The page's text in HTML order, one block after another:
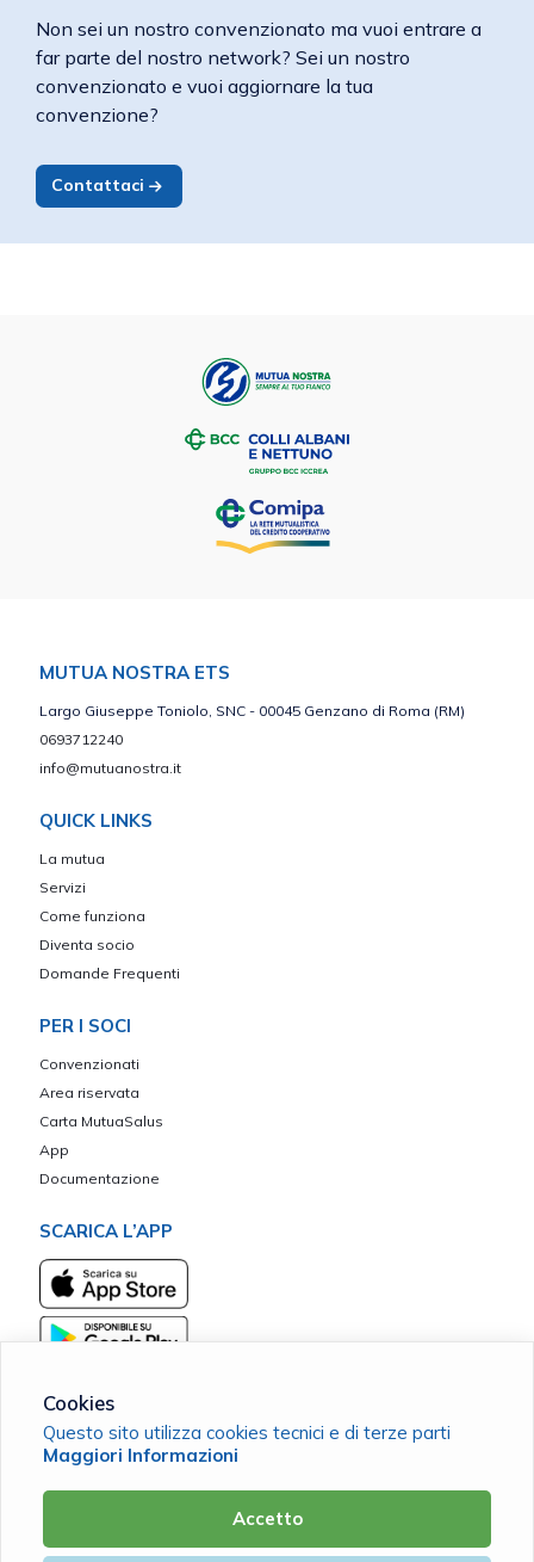
Non sei un nostro convenzionato ma vuoi entrare a
far parte del nostro network? Sei un nostro
convenzionato e vuoi aggiornare la tua
convenzione?
Contattaci
MUTUA NOSTRA ETS
Largo Giuseppe Toniolo, SNC - 00045 Genzano di Roma (RM)
0693712240
info@mutuanostra.it
QUICK LINKS
La mutua
Servizi
Come funziona
Diventa socio
Domande Frequenti
PER I SOCI
Convenzionati
Area riservata
Carta MutuaSalus
App
Documentazione
SCARICA L’APP
Mutua Nostra ETS
C.F. 90097450580 |Cookie Policy|Privacy Policy
Powered by
Cookies
Questo sito utilizza cookies tecnici e di terze parti
Maggiori Informazioni
Accetto